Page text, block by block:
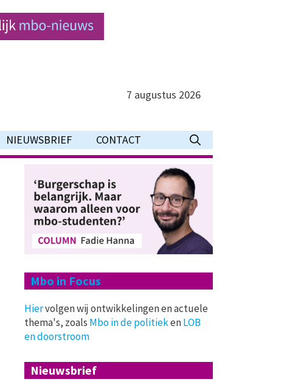
7 augustus 2026
NIEUWSBRIEF CONTACT
Mbo in Focus
Hiervolgen wij ontwikkelingen en actuele
thema's, zoals Mbo in de politiekenLOB
en doorstroom
Nieuwsbrief